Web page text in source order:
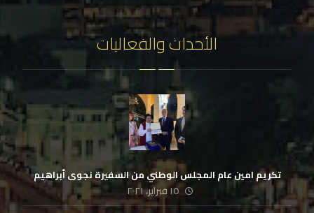
الأحداث والفعاليات
تكريم امين عام المجلس الوطني من السفيرة نجوى أبراهيم
١٥ فبراير، ٢٠٢١